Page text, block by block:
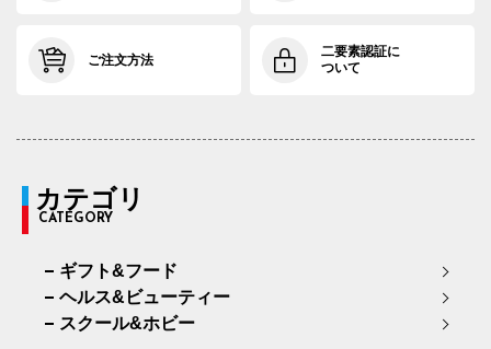
ご注文方法
二要素認証に
ついて
カテゴリ
CATEGORY
ギフト&フード
ヘルス&ビューティー
スクール&ホビー